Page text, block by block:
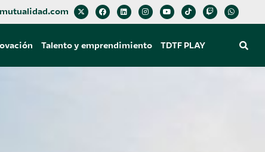
mutualidad.com
Talento y emprendimiento TDTF PLAY